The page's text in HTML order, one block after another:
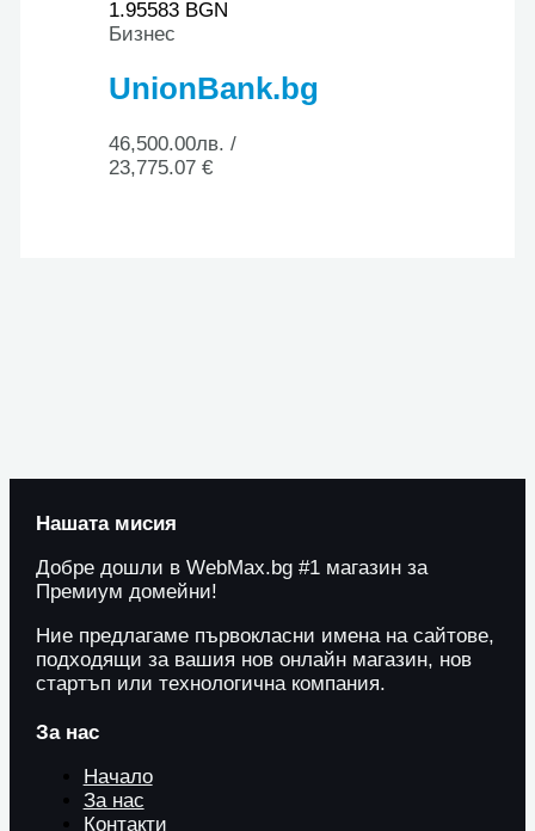
1.95583 BGN
Бизнес
UnionBank.bg
46,500.00лв. /
23,775.07 €
Нашата мисия
Добре дошли в WebMax.bg #1 магазин за
Премиум домейни!
Ние предлагаме първокласни имена на сайтове,
подходящи за вашия нов онлайн магазин, нов
стартъп или технологична компания.
За нас
Начало
За нас
Контакти